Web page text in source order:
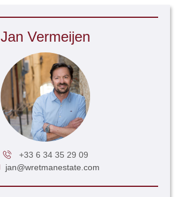
Jan Vermeijen
+33 6 34 35 29 09
jan@wretmanestate.com